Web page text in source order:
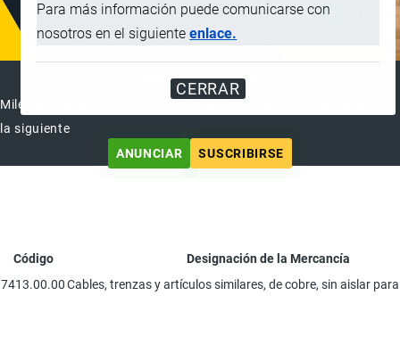
Para más información puede comunicarse con
nosotros en el siguienteenlace.
CERRAR
ANUNCIAR EMPRESA
Miles de visitantes ya vieron este anuncio, tu empresa puede ser
la siguiente
ANUNCIAR
SUSCRIBIRSE
Código
Designación de la Mercancía
7413.00.00Cables, trenzas y artículos similares, de cobre, sin aislar